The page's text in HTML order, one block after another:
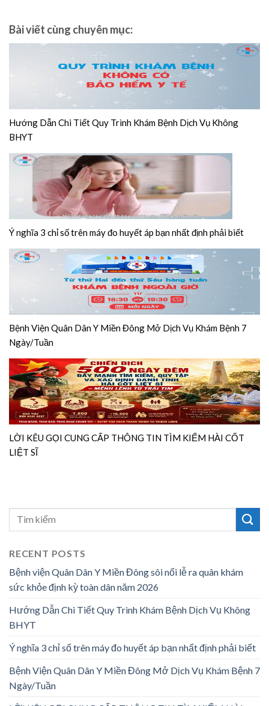
Bài viết cùng chuyên mục:
Hướng Dẫn Chi Tiết Quy Trình Khám Bệnh Dịch Vụ Không
BHYT
Ý nghĩa 3 chỉ số trên máy đo huyết áp bạn nhất định phải biết
Bệnh Viện Quân Dân Y Miền Đông Mở Dịch Vụ Khám Bệnh 7
Ngày/Tuần
LỜI KÊU GỌI CUNG CẤP THÔNG TIN TÌM KIẾM HÀI CỐT
LIỆT SĨ
RECENT POSTS
Bệnh viện Quân Dân Y Miền Đông sôi nổi lễ ra quân khám
sức khỏe định kỳ toàn dân năm 2026
Hướng Dẫn Chi Tiết Quy Trình Khám Bệnh Dịch Vụ Không
BHYT
Ý nghĩa 3 chỉ số trên máy đo huyết áp bạn nhất định phải biết
Bệnh Viện Quân Dân Y Miền Đông Mở Dịch Vụ Khám Bệnh 7
Ngày/Tuần